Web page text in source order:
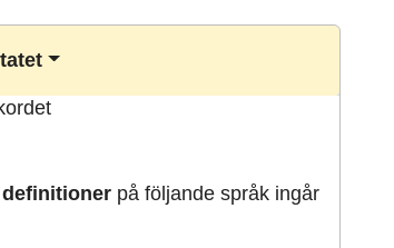
definitioner på följande språk ingår